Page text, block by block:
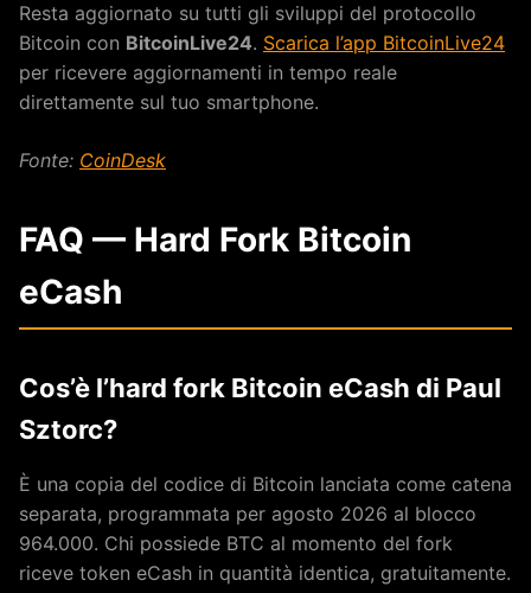
Resta aggiornato su tutti gli sviluppi del protocollo
Bitcoin con BitcoinLive24. Scarica l’app BitcoinLive24
per ricevere aggiornamenti in tempo reale
direttamente sul tuo smartphone.
Fonte: CoinDesk
FAQ — Hard Fork Bitcoin
eCash
Cos’è l’hard fork Bitcoin eCash di Paul
Sztorc?
È una copia del codice di Bitcoin lanciata come catena
separata, programmata per agosto 2026 al blocco
964.000. Chi possiede BTC al momento del fork
riceve token eCash in quantità identica, gratuitamente.